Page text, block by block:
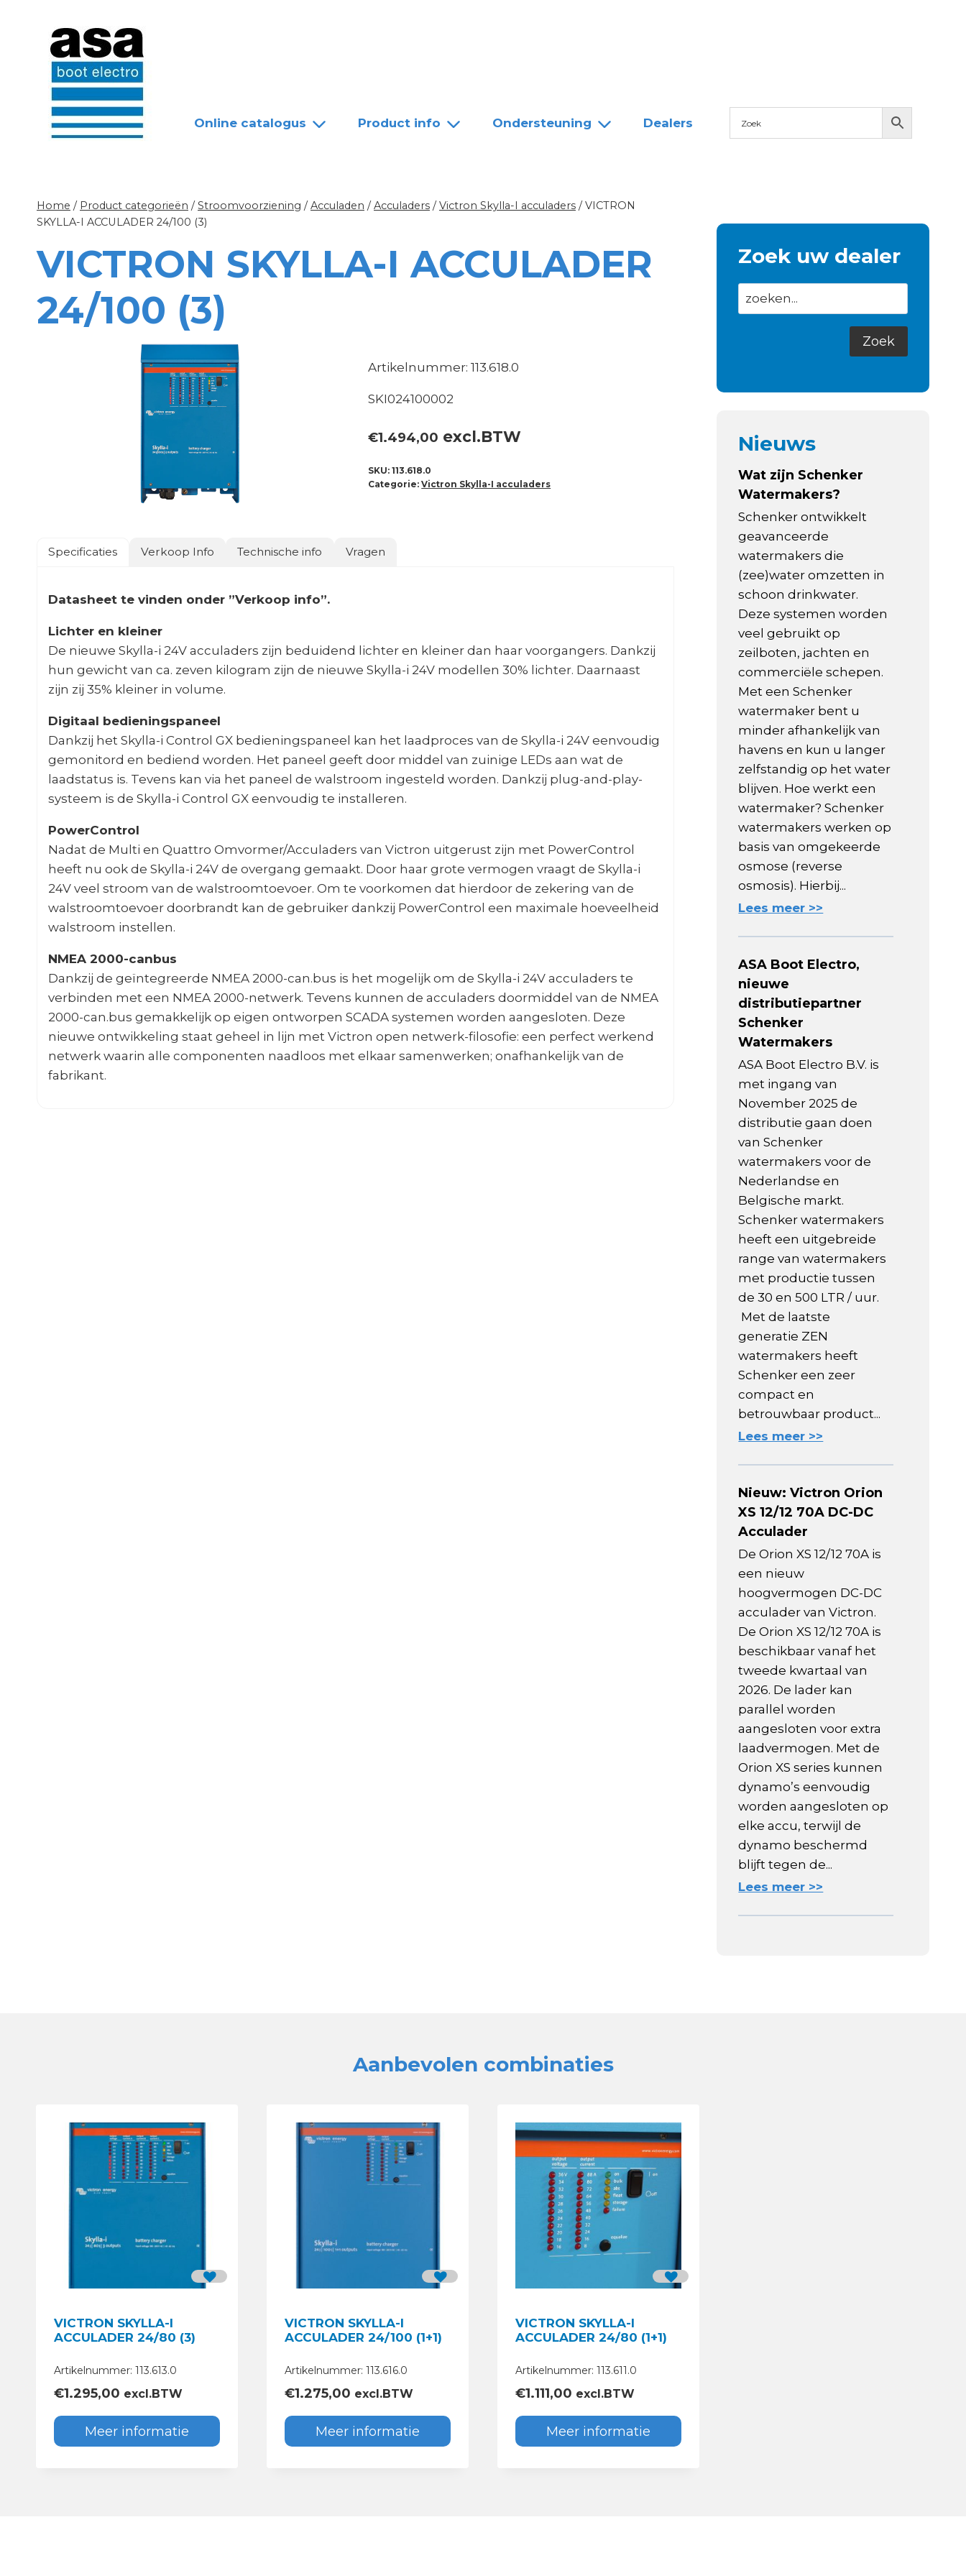
Online catalogus Product info Ondersteuning Dealers
Home / Product categorieën / Stroomvoorziening / Acculaden / Acculaders / Victron Skylla-I acculaders / VICTRON
SKYLLA-I ACCULADER 24/100 (3)
VICTRON SKYLLA-I ACCULADER
24/100 (3)
Artikelnummer: 113.618.0
SKI024100002
€1.494,00 excl.BTW
SKU:113.618.0
Categorie:Victron Skylla-I acculaders
Specificaties Verkoop Info Technische info Vragen
Datasheet te vinden onder ”Verkoop info”.
Lichter en kleiner
De nieuwe Skylla-i 24V acculaders zijn beduidend lichter en kleiner dan haar voorgangers. Dankzij
hun gewicht van ca. zeven kilogram zijn de nieuwe Skylla-i 24V modellen 30% lichter. Daarnaast
zijn zij 35% kleiner in volume.
Digitaal bedieningspaneel
Dankzij het Skylla-i Control GX bedieningspaneel kan het laadproces van de Skylla-i 24V eenvoudig
gemonitord en bediend worden. Het paneel geeft door middel van zuinige LEDs aan wat de
laadstatus is. Tevens kan via het paneel de walstroom ingesteld worden. Dankzij plug-and-play-
systeem is de Skylla-i Control GX eenvoudig te installeren.
PowerControl
Nadat de Multi en Quattro Omvormer/Acculaders van Victron uitgerust zijn met PowerControl
heeft nu ook de Skylla-i 24V de overgang gemaakt. Door haar grote vermogen vraagt de Skylla-i
24V veel stroom van de walstroomtoevoer. Om te voorkomen dat hierdoor de zekering van de
walstroomtoevoer doorbrandt kan de gebruiker dankzij PowerControl een maximale hoeveelheid
walstroom instellen.
NMEA 2000-canbus
Dankzij de geïntegreerde NMEA 2000-can.bus is het mogelijk om de Skylla-i 24V acculaders te
verbinden met een NMEA 2000-netwerk. Tevens kunnen de acculaders doormiddel van de NMEA
2000-can.bus gemakkelijk op eigen ontworpen SCADA systemen worden aangesloten. Deze
nieuwe ontwikkeling staat geheel in lijn met Victron open netwerk-filosofie: een perfect werkend
netwerk waarin alle componenten naadloos met elkaar samenwerken; onafhankelijk van de
fabrikant.
Zoek uw dealer
Nieuws
Wat zijn Schenker
Watermakers?
Schenker ontwikkelt
geavanceerde
watermakers die
(zee)water omzetten in
schoon drinkwater.
Deze systemen worden
veel gebruikt op
zeilboten, jachten en
commerciële schepen.
Met een Schenker
watermaker bent u
minder afhankelijk van
havens en kun u langer
zelfstandig op het water
blijven. Hoe werkt een
watermaker? Schenker
watermakers werken op
basis van omgekeerde
osmose (reverse
osmosis). Hierbij...
Lees meer >>
ASA Boot Electro,
nieuwe
distributiepartner
Schenker
Watermakers
ASA Boot Electro B.V. is
met ingang van
November 2025 de
distributie gaan doen
van Schenker
watermakers voor de
Nederlandse en
Belgische markt.
Schenker watermakers
heeft een uitgebreide
range van watermakers
met productie tussen
de 30 en 500 LTR / uur.
Met de laatste
generatie ZEN
watermakers heeft
Schenker een zeer
compact en
betrouwbaar product...
Lees meer >>
Nieuw: Victron Orion
XS 12/12 70A DC-DC
Acculader
De Orion XS 12/12 70A is
een nieuw
hoogvermogen DC-DC
acculader van Victron.
De Orion XS 12/12 70A is
beschikbaar vanaf het
tweede kwartaal van
2026. De lader kan
parallel worden
aangesloten voor extra
laadvermogen. Met de
Orion XS series kunnen
dynamo’s eenvoudig
worden aangesloten op
elke accu, terwijl de
dynamo beschermd
blijft tegen de...
Lees meer >>
Aanbevolen combinaties
VICTRON SKYLLA-I
ACCULADER 24/80 (3)
Artikelnummer: 113.613.0
€1.295,00 excl.BTW
Meer informatie
VICTRON SKYLLA-I
ACCULADER 24/100 (1+1)
Artikelnummer: 113.616.0
€1.275,00 excl.BTW
Meer informatie
VICTRON SKYLLA-I
ACCULADER 24/80 (1+1)
Artikelnummer: 113.611.0
€1.111,00 excl.BTW
Meer informatie